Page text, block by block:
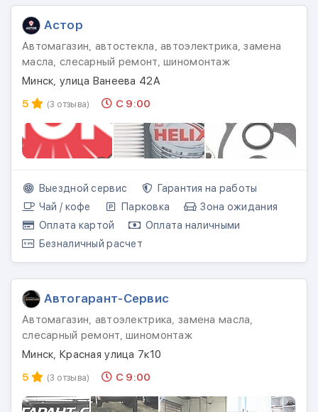
Астор
Автомагазин, автостекла, автоэлектрика, замена
масла, слесарный ремонт, шиномонтаж
Минск, улица Ванеева 42А
5
(3 отзыва) С 9:00
Выездной сервис
Гарантия на работы
Чай / кофе
Парковка
Зона ожидания
Оплата картой
Оплата наличными
Безналичный расчет
Автогарант-Сервис
Автомагазин, автоэлектрика, замена масла,
слесарный ремонт, шиномонтаж
Минск, Красная улица 7к10
5
(3 отзыва) С 9:00